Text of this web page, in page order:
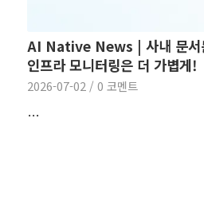
AI Native News | 사내 문서
인프라 모니터링은 더 가볍게!
2026-07-02 / 0 코멘트
…